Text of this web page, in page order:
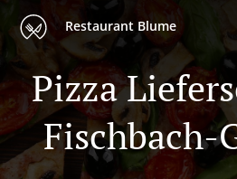
Restaurant Blume
Pizza
Fischbach-